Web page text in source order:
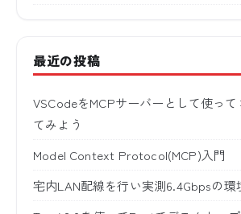
最近の投稿
VSCodeをMCPサーバーとして使っ
てみよう
Model Context Protocol(MCP)入門
宅内LAN配線を行い実測6.4Gbpsの環